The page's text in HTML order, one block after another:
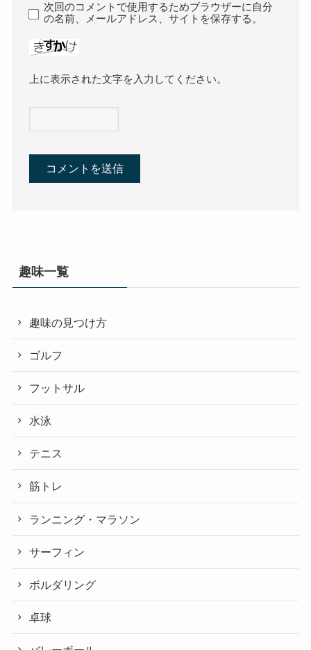
次回のコメントで使用するためブラウザーに自分
の名前、メールアドレス、サイトを保存する。
上に表示された文字を入力してください。
趣味一覧
趣味の見つけ方
ゴルフ
フットサル
水泳
テニス
筋トレ
ランニング・マラソン
サーフィン
ボルダリング
卓球